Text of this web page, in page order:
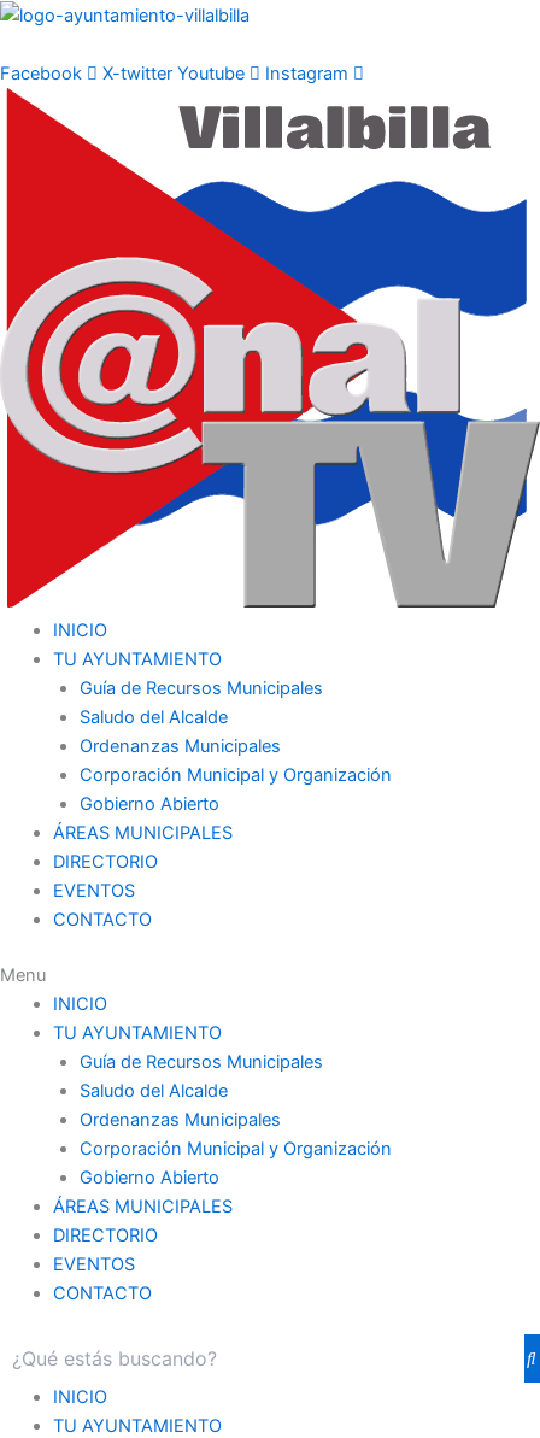
Ir
contenido
Facebook X-twitter Youtube Instagram
INICIO
TU AYUNTAMIENTO
Guía de Recursos Municipales
Saludo del Alcalde
Ordenanzas Municipales
Corporación Municipal y Organización
Gobierno Abierto
ÁREAS MUNICIPALES
DIRECTORIO
EVENTOS
CONTACTO
Menu
INICIO
TU AYUNTAMIENTO
Guía de Recursos Municipales
Saludo del Alcalde
Ordenanzas Municipales
Corporación Municipal y Organización
Gobierno Abierto
ÁREAS MUNICIPALES
DIRECTORIO
EVENTOS
CONTACTO
INICIO
TU AYUNTAMIENTO